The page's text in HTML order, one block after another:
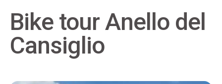
Bike tour Anello del
Cansiglio